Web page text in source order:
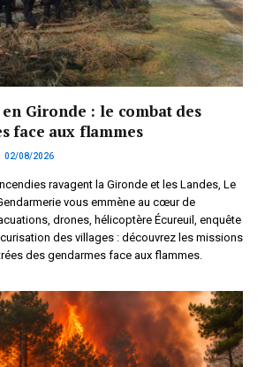
Gironde : le combat des
face aux flammes
02/08/2026
ravagent la Gironde et les Landes, Le
vous emmène au cœur de
drones, hélicoptère Écureuil, enquête
des villages : découvrez les missions
des gendarmes face aux flammes.